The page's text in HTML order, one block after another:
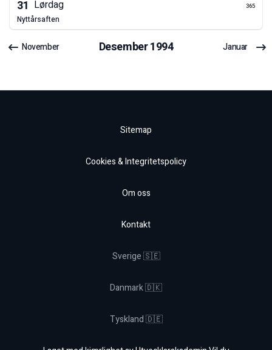
31 Lørdag 365
nyttårsaften
November Desember1994 Januar
Sitemap
Cookies & Integritetspolicy
Om oss
Kontakt
Sverige 🇸🇪
Danmark 🇩🇰
Tyskland 🇩🇪